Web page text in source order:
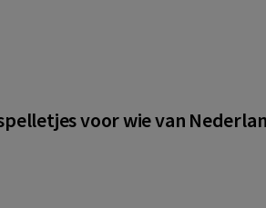
voor wie van